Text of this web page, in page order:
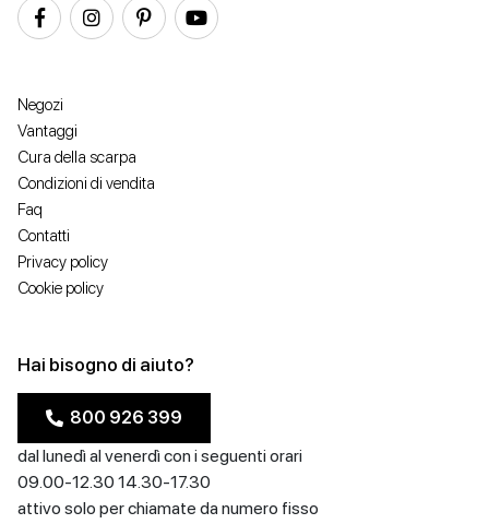
Colore
Negozi
Vantaggi
Cura della scarpa
Condizioni di vendita
Faq
Contatti
Privacy policy
Cookie policy
Hai bisogno di aiuto?
800 926 399
dal lunedì al venerdì con i seguenti orari
09.00-12.30 14.30-17.30
attivo solo per chiamate da numero fisso